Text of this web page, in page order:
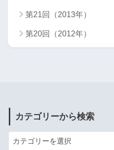
第21回（2013年）
第20回（2012年）
カテゴリーから検索